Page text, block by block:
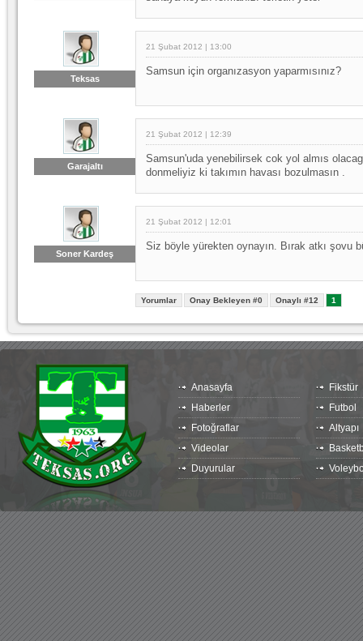
Teksas
21 Şubat 2012 | 13:00
Samsun için organızasyon yaparmısınız?
Garajaltı
21 Şubat 2012 | 12:39
Samsun'uda yenebilirsek cok yol almıs
donmeliyiz ki takımın havası bozulmasın .
Soner Kardeş
21 Şubat 2012 | 12:01
Siz böyle yürekten oynayın. Bırak atkı şovu
Yorumlar Onay Bekleyen #0 Onaylı #12 1
Anasayfa
Haberler
Fotoğraflar
Videolar
Duyurular
Fikstür
Futbol
Altyapı